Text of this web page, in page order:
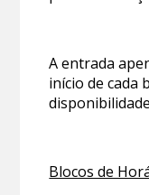
A entrada
início de cada
Blocos de